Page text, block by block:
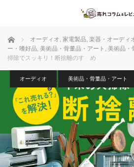
ホーム オーディオ, 家電製品, 楽器・オーディ
ー・嗜好品, 美術品・骨董品・アート , 美術品・
掃除でスッキリ！断捨離のすゝめ
オーディオ 美術品・骨董品・アート